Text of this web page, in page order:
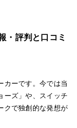
・評判と口コミ
カーです。今では当
ーズ」や、スイッチ
クで独創的な発想が